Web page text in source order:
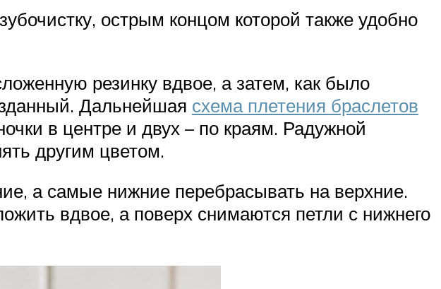
острым концом которой также удобно
резинку вдвое, а затем, как было
Дальнейшая схема плетения браслетов
в центре и двух – по краям. Радужной
другим цветом.
а самые нижние перебрасывать на верхние.
вдвое, а поверх снимаются петли с нижнего